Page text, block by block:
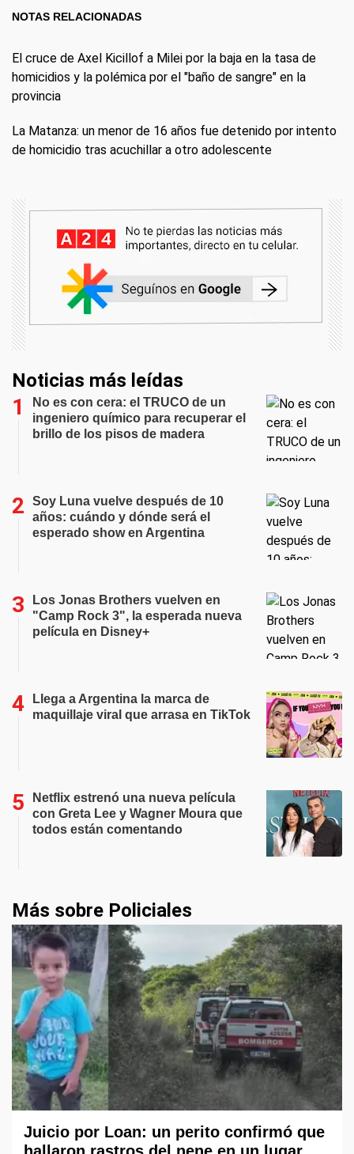
NOTAS RELACIONADAS
El cruce de Axel Kicillof a Milei por la baja en la tasa de
homicidios y la polémica por el "baño de sangre" en la
provincia
La Matanza: un menor de 16 años fue detenido por intento
de homicidio tras acuchillar a otro adolescente
Noticias más leídas
No es con cera: el TRUCO de un
ingeniero químico para recuperar el
brillo de los pisos de madera
Soy Luna vuelve después de 10
años: cuándo y dónde será el
esperado show en Argentina
Los Jonas Brothers vuelven en
"Camp Rock 3", la esperada nueva
película en Disney+
Llega a Argentina la marca de
maquillaje viral que arrasa en TikTok
Netflix estrenó una nueva película
con Greta Lee y Wagner Moura que
todos están comentando
Más sobre Policiales
Juicio por Loan: un perito confirmó que